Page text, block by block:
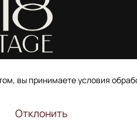
соглашение
вы принимаете условия
Отклонить